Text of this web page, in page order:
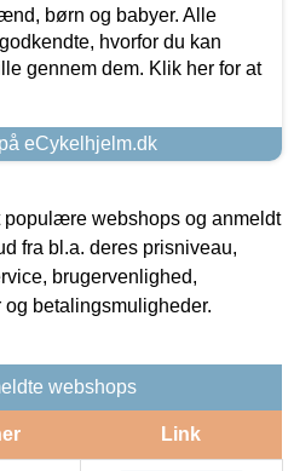
børn og babyer. Alle
hvorfor du kan
gennem dem. Klik her for at
eCykelhjelm.dk
populære webshops og anmeldt
fra bl.a. deres prisniveau,
brugervenlighed,
betalingsmuligheder.
webshops
Link